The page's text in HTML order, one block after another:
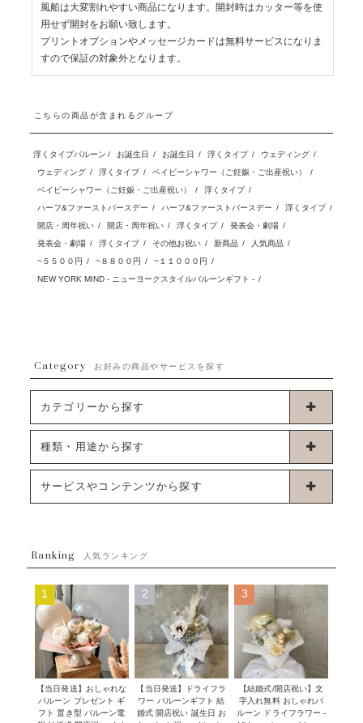
風船は大変割れやすい商品になります。開封時はカッター等を使
用せず開封をお願い致します。
プリントオプションやメッセージカードは無料サービスになりま
すので保証の対象外となります。
こちらの商品が含まれるグループ
浮くタイプバルーン / お誕生日 / お誕生日 / 浮くタイプ / ウェディング /
ウェディング / 浮くタイプ / ベイビーシャワー（ご妊娠・ご出産祝い）
/
ベイビーシャワー（ご妊娠・ご出産祝い）
/ 浮くタイプ /
ハーフ&ファーストバースデー / ハーフ&ファーストバースデー / 浮くタイプ /
開店・周年祝い / 開店・周年祝い / 浮くタイプ / 発表会・劇場 /
発表会・劇場 / 浮くタイプ / その他お祝い / 新商品 / 人気商品 /
~５５００円 / ~８８００円 / ~１１０００円 /
NEW YORK MIND - ニューヨークスタイルバルーンギフト - /
Category お好みの商品やサービスを探す
カテゴリーから探す
卓上タイプバルーン
ブーケタイプバルーン
ムーンリットバルーン
コンフェッティバルーン
フリンジバルーン
デコレーションセット
プロップスバルーン
種類・用途から探す
お誕生日
開店・周年祝い
発表会・劇場
その他お祝い
クリスマス
サービスやコンテンツから探す
発送について
Q&A
メッセージカード・電報について
オーダーメイドについて
セミオーダーについて
フリンジバルーンについて
Ranking 人気ランキング
1
【当日発送】おしゃれな
バルーン プレゼント ギ
フト 置き型 バルーン電
2
【当日発送】ドライフラ
ワー バルーンギフト 結
婚式 開店祝い 誕生日 お
3
【結婚式/開店祝い】文
字入れ無料 おしゃれバ
ルーン ドライフラワー -